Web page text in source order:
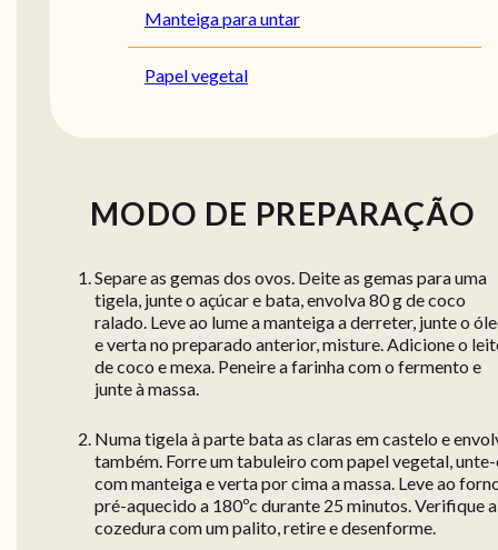
Manteiga para untar
Papel vegetal
MODO DE PREPARAÇÃO
Separe as gemas dos ovos. Deite as gemas para uma
tigela, junte o açúcar e bata, envolva 80 g de coco
ralado. Leve ao lume a manteiga a derreter, junte o
e verta no preparado anterior, misture. Adicione o
de coco e mexa. Peneire a farinha com o fermento e
junte à massa.
Numa tigela à parte bata as claras em castelo e
também. Forre um tabuleiro com papel vegetal,
com manteiga e verta por cima a massa. Leve ao
pré-aquecido a 180ºc durante 25 minutos. Verifique a
cozedura com um palito, retire e desenforme.